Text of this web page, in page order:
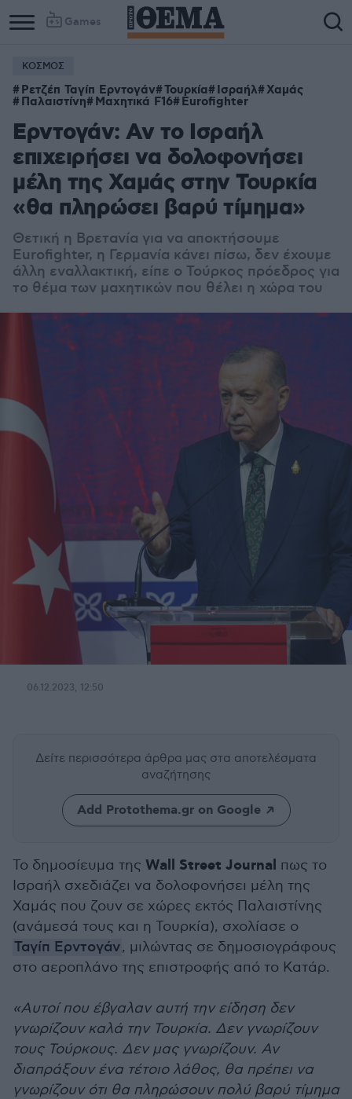
Games
ΚΟΣΜΟΣ
Ρετζέπ Ταγίπ Ερντογάν Τουρκία Ισραήλ Χαμάς
Παλαιστίνη Μαχητικά F16 Eurofighter
Ερντογάν: Αν το Ισραήλ
επιχειρήσει να δολοφονήσει
μέλη της Χαμάς στην Τουρκία
«θα πληρώσει βαρύ τίμημα»
Θετική η Βρετανία για να αποκτήσουμε
Eurofighter, η Γερμανία κάνει πίσω, δεν έχουμε
άλλη εναλλακτική, είπε ο Τούρκος πρόεδρος για
το θέμα των μαχητικών που θέλει η χώρα του
06.12.2023, 12:50
Δείτε περισσότερα άρθρα μας στα αποτελέσματα
αναζήτησης
Add Protothema.gr on Google
Το δημοσίευμα της Wall Street Journal πως το
Ισραήλ σχεδιάζει να δολοφονήσει μέλη της
Χαμάς που ζουν σε χώρες εκτός Παλαιστίνης
(ανάμεσά τους και η Τουρκία), σχολίασε ο
Ταγίπ Ερντογάν, μιλώντας σε δημοσιογράφους
στο αεροπλάνο της επιστροφής από το Κατάρ.
«Aυτοί που έβγαλαν αυτή την είδηση δεν
γνωρίζουν καλά την Τουρκία. Δεν γνωρίζουν
τους Τούρκους. Δεν μας γνωρίζουν. Αν
διαπράξουν ένα τέτοιο λάθος, θα πρέπει να
γνωρίζουν ότι θα πληρώσουν πολύ βαρύ τίμημα